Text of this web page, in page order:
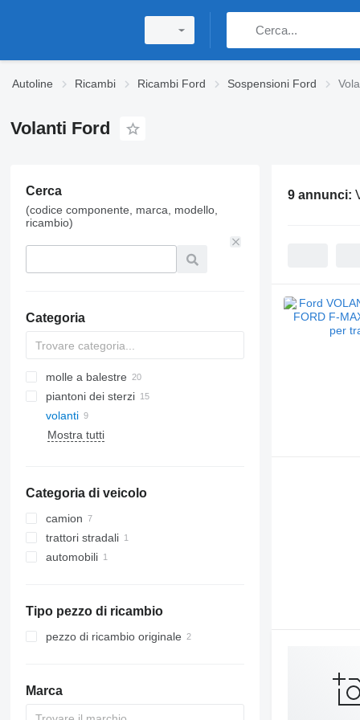
Autoline Ricambi Ricambi Ford Sospensioni Ford
Volanti Ford
Cerca
(codice componente, marca, modello,
ricambio)
Categoria
molle a balestre
piantoni dei sterzi
volanti
Mostra tutti
Categoria di veicolo
camion
trattori stradali
automobili
Tipo pezzo di ricambio
pezzo di ricambio originale
Marca
9 annunci: